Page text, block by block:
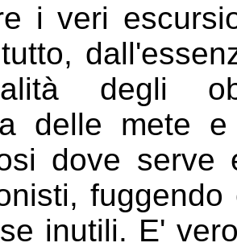
i veri
degli
delle mete
dove
inutili. E'